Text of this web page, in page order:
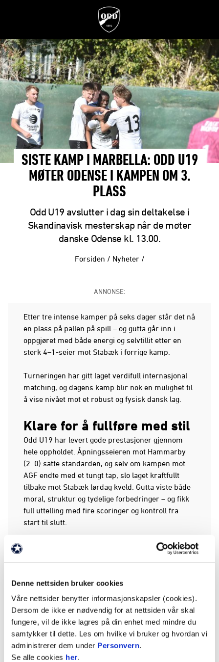
Denne nettsiden bruker cookies
Våre nettsider benytter informasjonskapsler (cookies).
Dersom de ikke er nødvendig for at nettsiden vår skal
fungere, vil de ikke lagres på din enhet med mindre du
samtykker til dette. Les om hvilke vi bruker og hvordan vi
administrerer dem under Personvern.
Se alle cookies her.
SISTE KAMP I MARBELLA: ODD U19
MØTER ODENSE I KAMPEN OM 3.
PLASS
Odd U19 avslutter i dag sin deltakelse i
Skandinavisk mesterskap når de møter
danske Odense kl. 13.00.
Forsiden / Nyheter /
ANNONSE:
Etter tre intense kamper på seks dager står det nå
en plass på pallen på spill – og gutta går inn i
oppgjøret med både energi og selvtillit etter en
sterk 4–1-seier mot Stabæk i forrige kamp.
Turneringen har gitt laget verdifull internasjonal
matching, og dagens kamp blir nok en mulighet til
å vise nivået mot et robust og fysisk dansk lag.
Klare for å fullføre med stil
Odd U19 har levert gode prestasjoner gjennom
hele oppholdet. Åpningsseieren mot Hammarby
(2–0) satte standarden, og selv om kampen mot
AGF endte med et tungt tap, slo laget kraftfullt
tilbake mot Stabæk lørdag kveld. Gutta viste både
moral, struktur og tydelige forbedringer – og fikk
full uttelling med fire scoringer og kontroll fra
start til slutt.
Odense venter – et fysisk og
solid lag
Odense har vært et av de mest fysisk sterke
forventer et tøft oppgjør. Etter kampen mot
Stabæk beskrev han danskenes spillestil som
«solid, kraftfull og krevende å møte», og
understreket at kampen blir en test på både
disiplin og struktur.